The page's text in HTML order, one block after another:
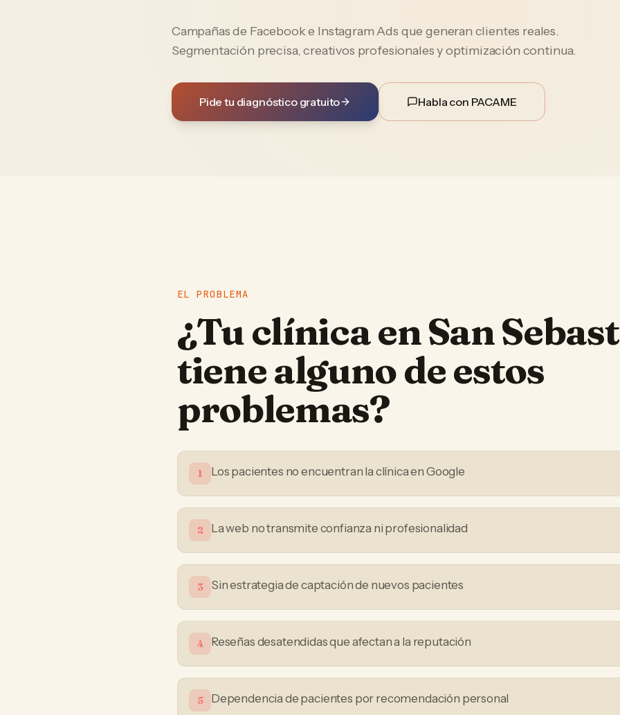
Campañas de Facebook e Instagram Ads que generan clientes reales.
Segmentación precisa, creativos profesionales y optimización continua.
Pide tu diagnóstico gratuito Habla con PACAME
EL PROBLEMA
¿TuclínicaenSan
tiene alguno de estos
problemas?
1 Los pacientes no encuentran la clínica en Google
2 La web no transmite confianza ni profesionalidad
3 Sin estrategia de captación de nuevos pacientes
4 Reseñas desatendidas que afectan a la reputación
5 Dependencia de pacientes por recomendación personal